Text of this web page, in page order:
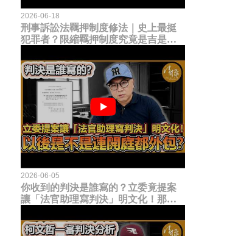
2026-06-18
刑事訴訟法羈押制度修法｜史上最挺
犯罪者？限縮羈押制度究竟是吉是
2026-06-05
你收到的判決是誰寫的？立委竟提案
讓「法官助理寫判決」明文化！那以